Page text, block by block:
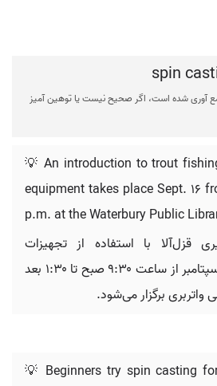
آوری شده است، اگر صحیح نیست یا توهین آمیز
💡 An introduction to trout
equipment takes place Sept. 16
p.m. at the Waterbury Public
قزل‌آلا با استفاده از تجهیزات
ریخته‌گری چرخشی، ۱۶ سپتامبر از ساعت ۹:۳۰ صبح تا ۱:۳۰ بعد
واتربری برگزار می‌شود.
💡 Beginners try spin casting